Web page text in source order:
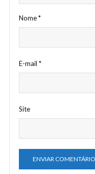
Nome*
E-mail *
Site